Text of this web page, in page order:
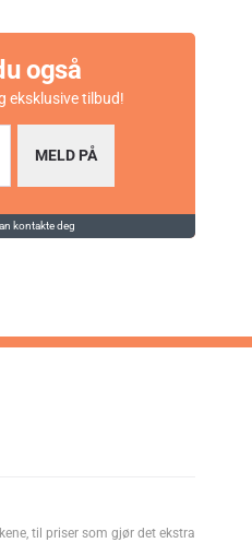
også
eksklusive tilbud!
MELD PÅ
kontakte deg
til priser som gjør det ekstra